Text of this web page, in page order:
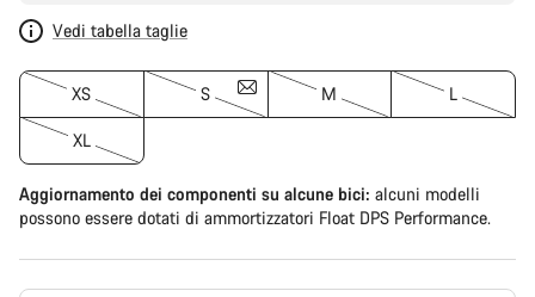
Vedi tabella taglie
XS S M L
XL
Aggiornamento dei componenti su alcune bici: alcuni modelli
possono essere dotati di ammortizzatori Float DPS Performance.